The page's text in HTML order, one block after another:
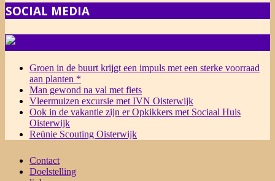
SOCIAL MEDIA
Groen in de buurt krijgt een impuls met een sterke voorraad
aan planten *
Man gewond na val met fiets
Vleermuizen excursie met IVN Oisterwijk
Ook in de vakantie zijn er Opkikkers met Sociaal Huis
Oisterwijk
Reünie Scouting Oisterwijk
Contact
Doelstelling